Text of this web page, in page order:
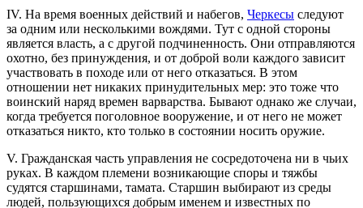
IV. На время военных действий и набегов, Черкесы следуют
за одним или несколькими вождями. Тут с одной стороны
является власть, а с другой подчиненность. Они отправляются
охотно, без принуждения, и от доброй воли каждого зависит
участвовать в походе или от него отказаться. В этом
отношении нет никаких принудительных мер: это тоже что
воинский наряд времен варварства. Бывают однако же случаи,
когда требуется поголовное вооружение, и от него не может
отказаться никто, кто только в состоянии носить оружие.
V. Гражданская часть управления не сосредоточена ни в чьих
руках. В каждом племени возникающие споры и тяжбы
судятся старшинами, тамата. Старшин выбирают из среды
людей, пользующихся добрым именем и известных по